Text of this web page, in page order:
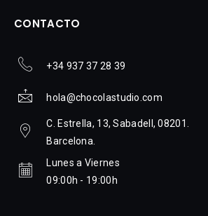
CONTACTO
+34 937 37 28 39
hola@chocolastudio.com
C. Estrella, 13, Sabadell, 08201.
Barcelona.
Lunes a Viernes
09:00h - 19:00h